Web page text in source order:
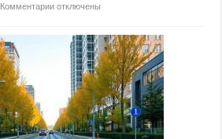
Комментариикотключены